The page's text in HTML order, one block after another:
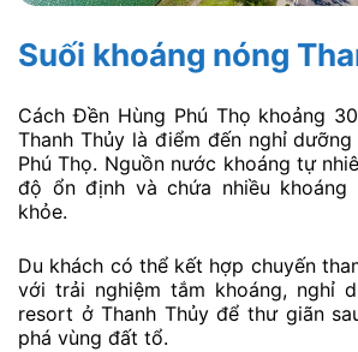
Suối khoáng nóng
Cách Đền Hùng Phú Thọ khoảng
Thanh Thủy là điểm đến nghỉ
Phú Thọ. Nguồn nước khoáng tự
độ ổn định và chứa nhiều
khỏe.
Du khách có thể kết hợp chuyến
với trải nghiệm tắm khoáng, nghỉ
resort ở Thanh Thủy để thư giãn
phá vùng đất tổ.